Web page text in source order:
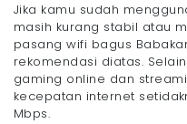
Jika kamu sudah
masih kurang stabil atau
pasang wifi bagus
rekomendasi diatas.
gaming online dan
kecepatan internet
Mbps.